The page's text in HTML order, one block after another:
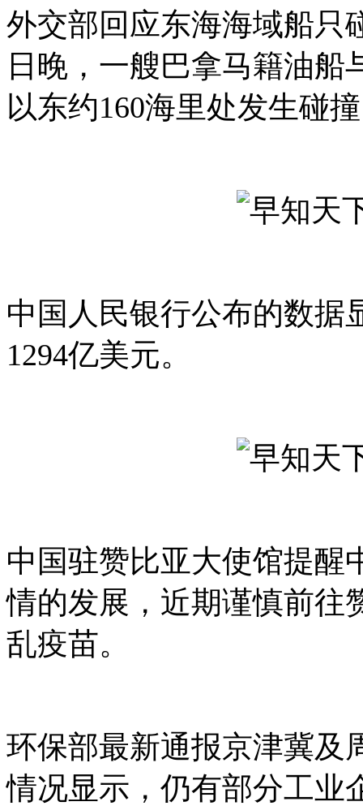
外交部回应东海海域船只
日晚，一艘巴拿马籍油
以东约160海里处发生碰
中国人民银行公布的数据
1294亿美元。
中国驻赞比亚大使馆提醒
情的发展，近期谨慎前往
乱疫苗。
环保部最新通报京津冀及
情况显示，仍有部分工业